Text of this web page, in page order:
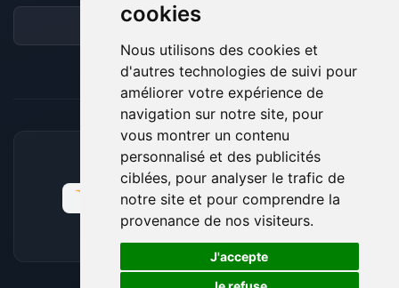
cookies
Nous utilisons des cookies et
d'autres technologies de suivi pour
améliorer votre expérience de
navigation sur notre site, pour
vous montrer un contenu
personnalisé et des publicités
ciblées, pour analyser le trafic de
notre site et pour comprendre la
provenance de nos visiteurs.
J'accepte
Forum
MOYENS DE PAIEMENT ACCEPTÉS
🍪